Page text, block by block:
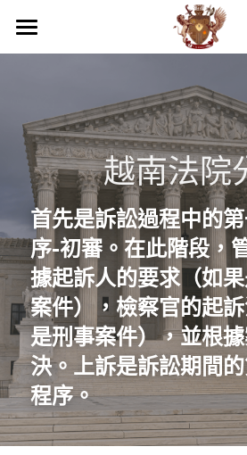
我們的優勢
活動照片
品牌落地代理
代發貨
倉庫管理
電商規劃
通路上架
團隊介紹
顧問及法務部門
財務部門
貿易部門
行銷部門
專業服務
越南民刑事務顧問
企業疑難解決方案
國際企業節稅規劃
越南法律暨智慧財產權
工商服務
越南服務範圍
越南內外資公司設立服
國際文件翻譯與公證
越南企業會計外帳
越南商業投資顧問
越南不動產投資顧問
第二國家護照
投資諮詢與開業輔導
越南開店商業輔導
越南特殊行業規劃輔導
越南連鎖加盟投資諮詢
境外公司設立與規劃
越南事務委託經略
越南據點物流委託營運
跨國際企業結構規劃
海外基金經營委託
海外教育，實習
浩瀚中學越南代理
其他地區服務
泰國服務範圍
Dịch vụ
最新消息
聯絡
搜索
繁體中文
繁體中文
English
Việt Nam
越南法院
首先是訴訟過程中的
序-初審。在此階段，
據起訴人的要求（如
案件），檢察官的起
是刑事案件），並根
決。上訴是訴訟期間
程序。